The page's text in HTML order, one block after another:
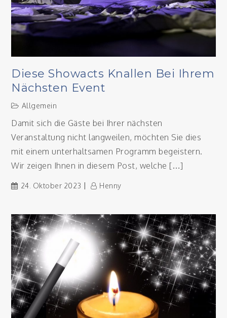
Diese Showacts Knallen Bei Ihrem
Nächsten Event
Allgemein
Damit sich die Gäste bei Ihrer nächsten
Veranstaltung nicht langweilen, möchten Sie dies
mit einem unterhaltsamen Programm begeistern.
Wir zeigen Ihnen in diesem Post, welche […]
24. Oktober 2023 Henny